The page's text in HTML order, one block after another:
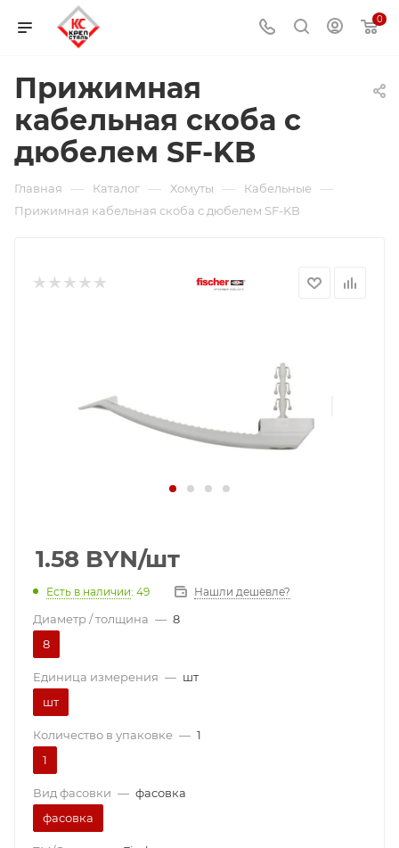
0
Прижимная
кабельная скоба с
дюбелем SF-KB
Главная — Каталог — Хомуты — Кабельные —
Прижимная кабельная скоба с дюбелем SF-KB
1.58 BYN/шт
Есть в наличии: 49 Нашли дешевле?
Диаметр / толщина — 8
8
Единица измерения — шт
шт
Количество в упаковке — 1
1
Вид фасовки — фасовка
фасовка